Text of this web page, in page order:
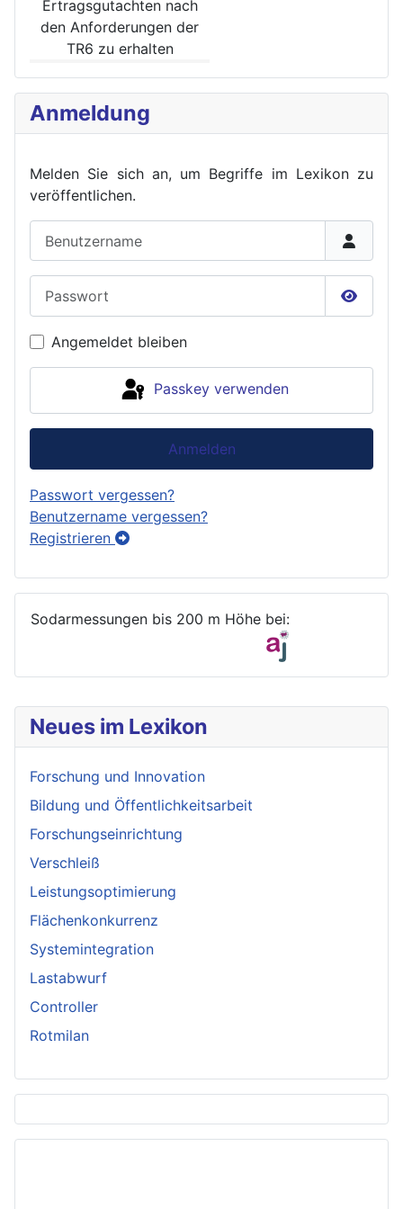
Neues im Lexikon
Forschung und Innovation
Bildung und Öffentlichkeitsarbeit
Forschungseinrichtung
Verschleiß
Leistungsoptimierung
Flächenkonkurrenz
Systemintegration
Lastabwurf
Controller
Rotmilan
Ertrags­gutachten nach
den Anforde­rungen der
TR6 zu erhalten
Anmeldung
Melden Sie sich an, um Begriffe im Lexikon zu
veröffentlichen.
Angemeldet bleiben
Passkey verwenden
Anmelden
Passwort vergessen?
Benutzername vergessen?
Registrieren
Sodarmessungen bis 200 m Höhe bei: